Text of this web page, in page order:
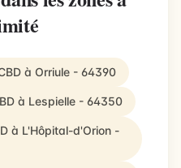
à Orriule - 64390
à Lespielle - 64350
à L'Hôpital-d'Orion -